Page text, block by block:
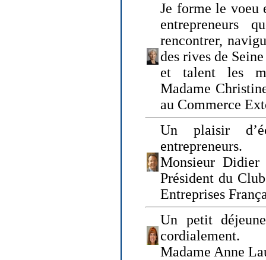
Je forme le voeu
entrepreneurs
rencontrer,
des rives de
et talent les
Madame
au Commerce
Un plaisir
entrepreneurs.
Monsieur
Président du
Entreprises
Un petit
cordialement.
Madame Anne